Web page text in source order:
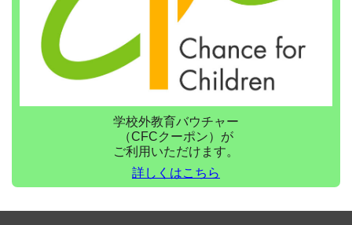
学校外教育バウチャー
（CFCクーポン）が
ご利用いただけます。
詳しくはこちら